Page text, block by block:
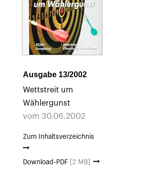
Ausgabe 13/2002
Wettstreit um
Wählergunst
vom 30.06.2002
Zum Inhaltsverzeichnis
Download-PDF [2 MB]